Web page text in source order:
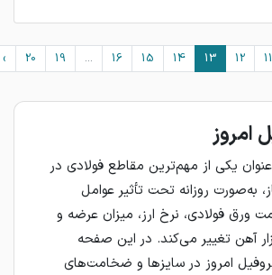
12
13
14
15
16
19
20
یکی از مهم‌ترین مقاطع فولادی در
روزانه تحت تأثیر عوامل
ورق فولادی، نرخ ارز، میزان عرضه و
آهن تغییر می‌کند. در این صفحه
امروز در سایزها و ضخامت‌های